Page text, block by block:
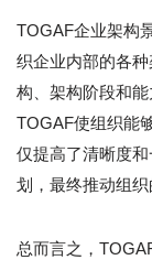
TOGAF企业架构
织企业内部的各
构、架构阶段和
TOGAF使组织能
仅提高了清晰度
划，最终推动组织
总而言之，